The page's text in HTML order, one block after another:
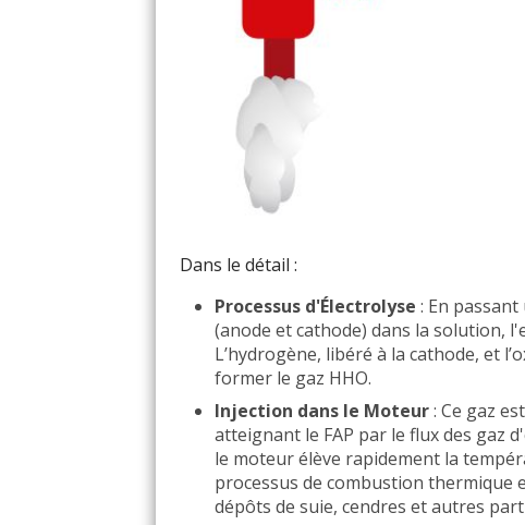
Dans le détail :
Processus d'Électrolyse : En
(anode et cathode) dans la solution,
L’hydrogène, libéré à la cathode, et
former le gaz HHO.
Injection dans le Moteur: Ce gaz
atteignant le FAP par le flux des gaz
le moteur élève rapidement la
processus de combustion thermique
dépôts de suie, cendres et autres